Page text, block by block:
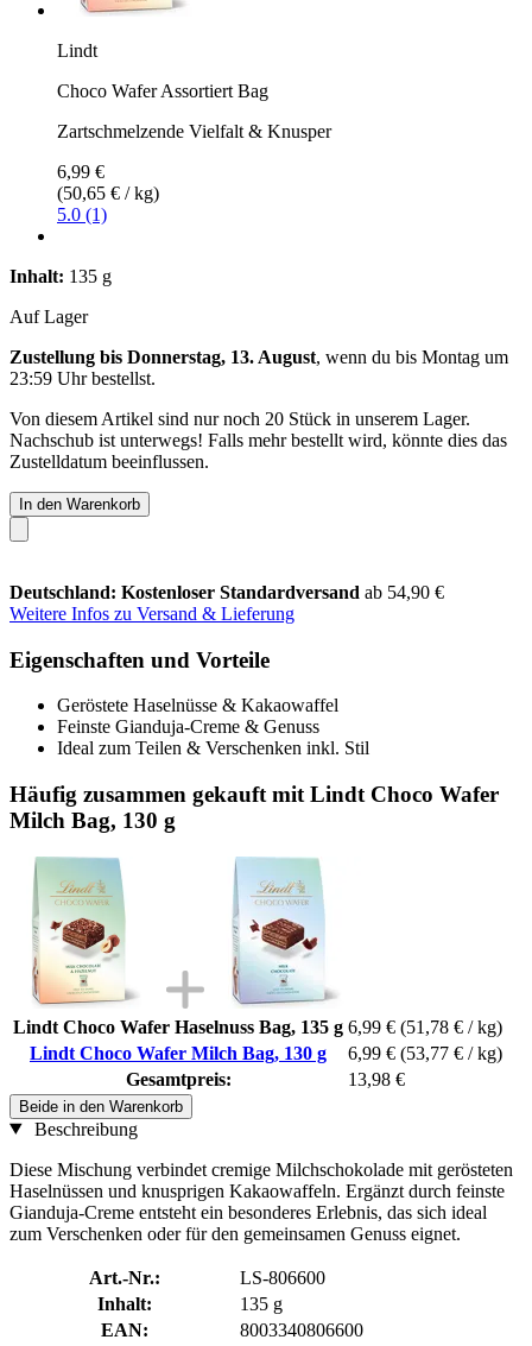
Lindt
Choco Wafer Assortiert Bag
Zartschmelzende Vielfalt & Knusper
6,99 €
(50,65 € / kg)
5.0 (1)
Inhalt: 135 g
Auf Lager
Zustellung bis Donnerstag, 13. August, wenn du bis Montag um
23:59 Uhrbestellst.
Von diesem Artikel sind nur noch 20 Stück in unserem Lager.
Nachschub ist unterwegs! Falls mehr bestellt wird, könnte dies das
Zustelldatum beeinflussen.
In den Warenkorb
Deutschland: Kostenloser Standardversand ab 54,90 €
Weitere Infos zu Versand & Lieferung
Eigenschaften und Vorteile
Geröstete Haselnüsse & Kakaowaffel
Feinste Gianduja-Creme & Genuss
Ideal zum Teilen & Verschenken inkl. Stil
Häufig zusammen gekauft mit Lindt Choco Wafer
Milch Bag, 130 g
Lindt Choco Wafer Haselnuss Bag, 135 g 6,99 € (51,78 € / kg)
Lindt Choco Wafer Milch Bag, 130 g
6,99 € (53,77 € / kg)
Gesamtpreis:
13,98 €
Beide in den Warenkorb
Beschreibung
Diese Mischung verbindet cremige Milchschokolade mit gerösteten
Haselnüssen und knusprigen Kakaowaffeln. Ergänzt durch feinste
Gianduja-Creme entsteht ein besonderes Erlebnis, das sich ideal
zum Verschenken oder für den gemeinsamen Genuss eignet.
Art.-Nr.:
LS-806600
Inhalt:
135 g
EAN:
8003340806600